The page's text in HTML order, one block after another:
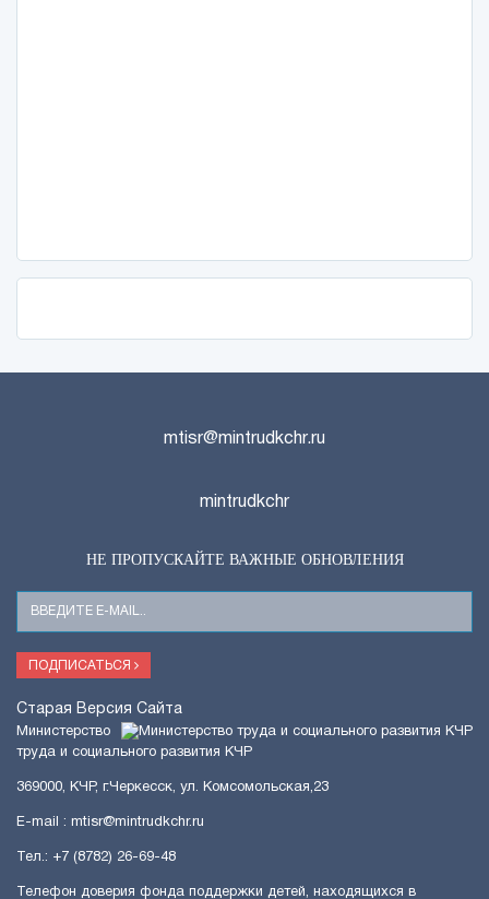
mtisr@mintrudkchr.ru
mintrudkchr
НЕ ПРОПУСКАЙТЕ ВАЖНЫЕ ОБНОВЛЕНИЯ
Ваш
E-
Mail
ПОДПИСАТЬСЯ
Старая Версия Сайта
Министерство
труда и социального развития КЧР
369000, КЧР, г.Черкесск, ул. Комсомольская,23
E-mail : mtisr@mintrudkchr.ru
Тел.: +7 (8782) 26-69-48
Телефон доверия фонда поддержки детей, находящихся в